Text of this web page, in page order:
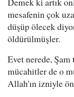
mesafenin çok
düşüp ölecek
öldürülmüşler.
Evet nerede,
mücahitler de o
Allah'ın izniyle